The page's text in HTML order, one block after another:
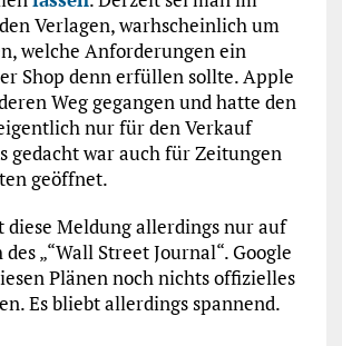
Verlagen, warhscheinlich um
welche Anforderungen ein
Shop denn erfüllen sollte. Apple
Weg gegangen und hatte den
nur für den Verkauf
gedacht war auch für Zeitungen
geöffnet.
diese Meldung allerdings nur auf
„“Wall Street Journal“. Google
Plänen noch nichts offizielles
Es bliebt allerdings spannend.